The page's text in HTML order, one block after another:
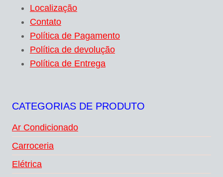
Localização
Contato
Política de Pagamento
Política de devolução
Política de Entrega
CATEGORIAS DE PRODUTO
Ar Condicionado
Carroceria
Elétrica